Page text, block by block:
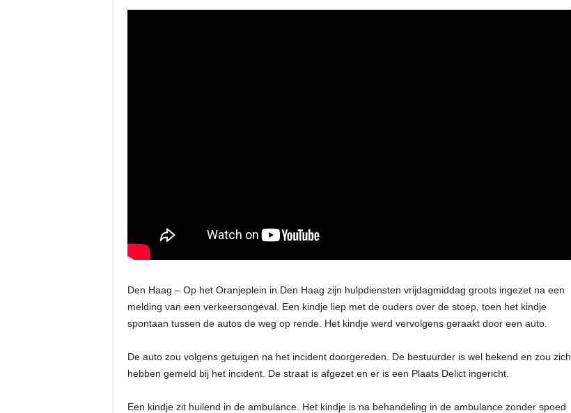
Den Haag – Op het Oranjeplein in Den Haag zijn hulpdiensten vrijdagmiddag groots ingezet na een
melding van een verkeersongeval. Een kindje liep met de ouders over de stoep, toen het kindje
spontaan tussen de autos de weg op rende. Het kindje werd vervolgens geraakt door een auto.
De auto zou volgens getuigen na het incident doorgereden. De bestuurder is wel bekend en zou zich
hebben gemeld bij het incident. De straat is afgezet en er is een Plaats Delict ingericht.
Een kindje zit huilend in de ambulance. Het kindje is na behandeling in de ambulance zonder spoed